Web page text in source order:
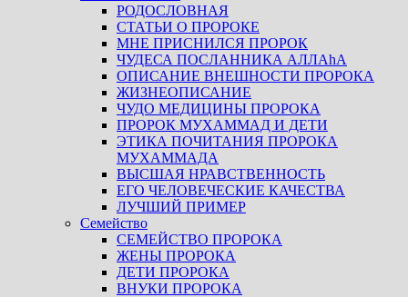
РОДОСЛОВНАЯ
СТАТЬИ О ПРОРОКЕ
МНЕ ПРИСНИЛСЯ ПРОРОК
ЧУДЕСА ПОСЛАННИКА АЛЛАhА
ОПИСАНИЕ ВНЕШНОСТИ ПРОРОКА
ЖИЗНЕОПИСАНИЕ
ЧУДО МЕДИЦИНЫ ПРОРОКА
ПРОРОК МУХАММАД И ДЕТИ
ЭТИКА ПОЧИТАНИЯ ПРОРОКА
МУХАММАДА
ВЫСШАЯ НРАВСТВЕННОСТЬ
ЕГО ЧЕЛОВЕЧЕСКИЕ КАЧЕСТВА
ЛУЧШИЙ ПРИМЕР
Семейство
СЕМЕЙСТВО ПРОРОКА
ЖЕНЫ ПРОРОКА
ДЕТИ ПРОРОКА
ВНУКИ ПРОРОКА